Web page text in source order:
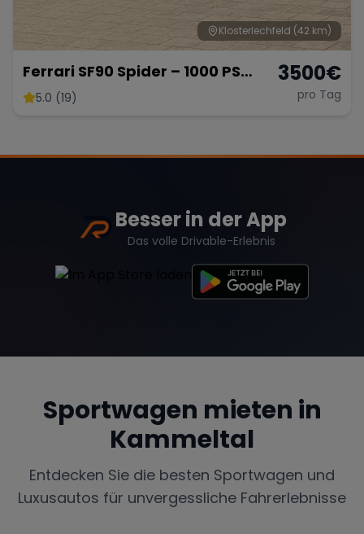
Klosterlechfeld (42 km)
Ferrari SF90 Spider – 1000 PS
Supersportwagen
5.0 (19)
3500€
pro Tag
Besser in der App
Das volle Drivable-Erlebnis
Sportwagen mieten in
Kammeltal
Entdecken Sie die besten Sportwagen und
Luxusautos für unvergessliche Fahrerlebnisse